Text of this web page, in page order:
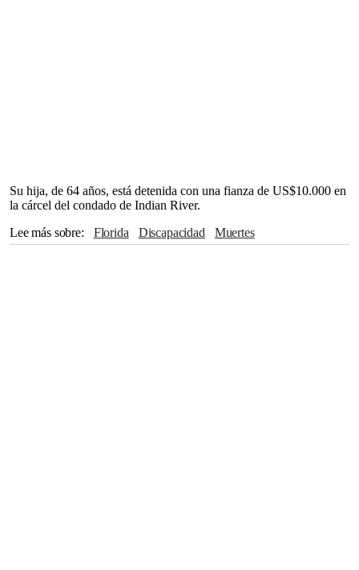
Su hija, de 64 años, está detenida con una fianza de US$10.000 en
la cárcel del condado de Indian River.
Lee más sobre
Florida discapacidad Muertes